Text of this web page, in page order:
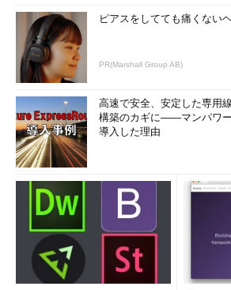
ピアスをしてても痛くない
PR(Marshall Group AB)
高速で安全、安定した専用
構築のカギに――マンパワ
導入した理由